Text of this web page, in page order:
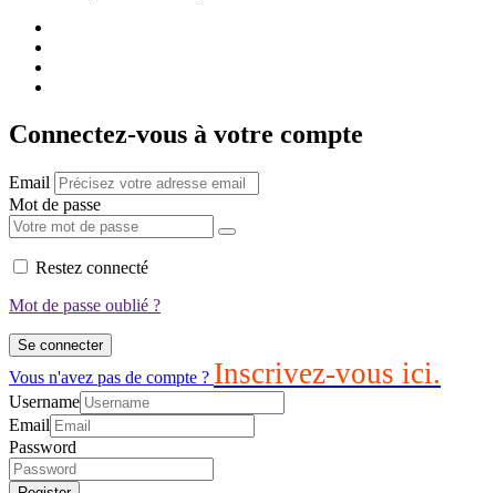
Connectez-vous à votre compte
Email
Mot de passe
Restez connecté
Mot de passe oublié ?
Se connecter
Vous n'avez pas de compte ? Inscrivez-vous ici.
Username
Email
Password